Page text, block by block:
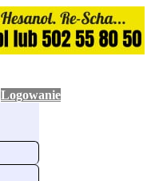
Logowanie